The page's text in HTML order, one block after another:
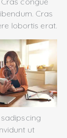
Cras
lobortis erat.
ut